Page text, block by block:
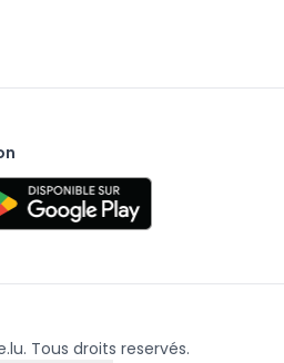
Tous droits reservés.